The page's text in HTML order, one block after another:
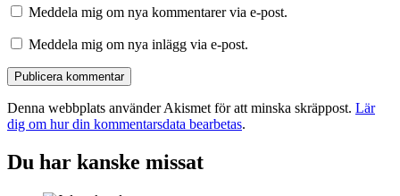
Meddela mig om nya kommentarer via e-post.
Meddela mig om nya inlägg via e-post.
Denna webbplats använder Akismet för att minska skräppost. Lär
dig om hur din kommentarsdata bearbetas.
Du har kanske missat